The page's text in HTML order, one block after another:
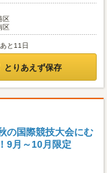
区
区
と11日
とりあえず保存
の国際競技大会にむ
9月～10月限定